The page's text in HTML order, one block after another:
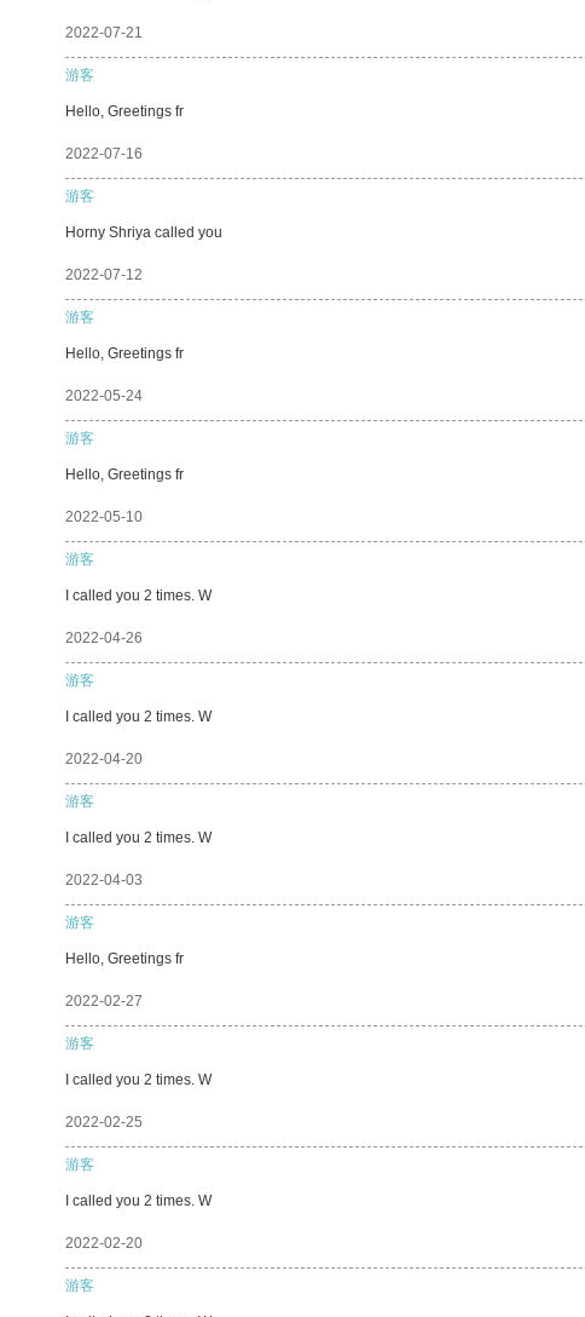
2022-07-21
游客
Hello, Greetings fr
2022-07-16
游客
Horny Shriya called you
2022-07-12
游客
Hello, Greetings fr
2022-05-24
游客
Hello, Greetings fr
2022-05-10
游客
I called you 2 times. W
2022-04-26
游客
I called you 2 times. W
2022-04-20
游客
I called you 2 times. W
2022-04-03
游客
Hello, Greetings fr
2022-02-27
游客
I called you 2 times. W
2022-02-25
游客
I called you 2 times. W
2022-02-20
游客